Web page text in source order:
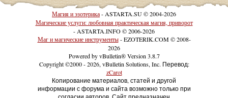
Магия и эзотерика- ASTARTA.SU © 2004-2026
Магические услуги: любовная практическая магия, приворот
- ASTARTA.INFO © 2006-2026
Маг и магические инструменты- EZOTERIK.COM © 2008-
2026
Powered by vBulletin® Version 3.8.7
Copyright ©2000 - 2026, vBulletin Solutions, Inc. Перевод:
zCarot
Копирование материалов, статей и другой
информации с форума и сайта возможно только при